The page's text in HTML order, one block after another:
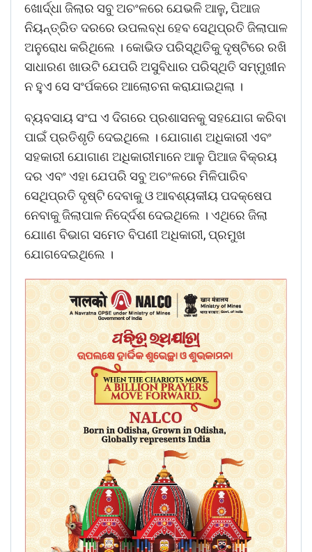
ଖୋର୍ଦ୍ଧା ଜିଲାର ସବୁ ଅଚଂଳରେ ଯେଭଳି ଆଳୁ, ପିଆଜ
ନିୟନ୍ତ୍ରିତ ଦରରେ ଉପଲବ୍ଧ ହେବ ସେଥିପ୍ରତି ଜିଲାପାଳ
ଅନୁରୋଧ କରିଥିଲେ । କୋଭିଡ ପରିସ୍ଥିତିକୁ ଦୃଷ୍ଟିରେ ରଖି
ସାଧାରଣ ଖାଉଟି ଯେପରି ଅସୁବିଧାର ପରିସ୍ଥିତି ସମ୍ମୁଖୀନ
ନ ହୁଏ ସେ ସଂର୍ପକରେ ଆଲୋଚନା କରାଯାଇଥିଲା ।
ବ୍ୟବସାୟ ସଂଘ ଏ ଦିଗରେ ପ୍ରଶାସନକୁ ସହଯୋଗ କରିବା
ପାଇଁ ପ୍ରତିଶୃତି ଦେଇଥିଲେ । ଯୋଗାଣ ଅଧିକାରୀ ଏବଂ
ସହକାରୀ ଯୋଗାଣ ଅଧିକାରୀମାନେ ଆଳୁ ପିଆଜ ବିକ୍ରୟ
ଦର ଏବଂ ଏହା ଯେପରି ସବୁ ଅଚଂଳରେ ମିଳିପାରିବ
ସେଥିପ୍ରତି ଦୃଷ୍ଟି ଦେବାକୁ ଓ ଆବଶ୍ୟକୀୟ ପଦକ୍ଷେପ
ନେବାକୁ ଜିଲାପାଳ ନିଦେ୍ର୍ଦଶ ଦେଇଥିଲେ । ଏଥିରେ ଜିଲା
ଯୋାଣ ବିଭାଗ ସମେତ ବିପଣୀ ଅଧିକାରୀ, ପ୍ରମୁଖ
ଯୋଗଦେଇଥିଲେ ।